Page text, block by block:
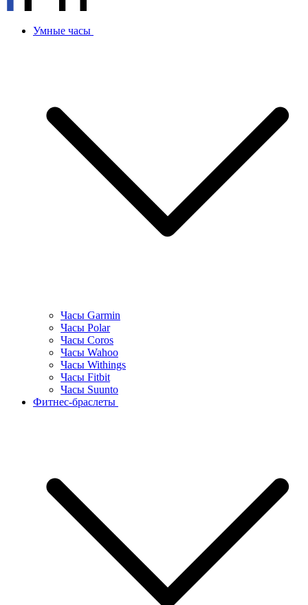
Умные часы
Часы Garmin
Часы Polar
Часы Coros
Часы Wahoo
Часы Withings
Часы Fitbit
Часы Suunto
Фитнес-браслеты